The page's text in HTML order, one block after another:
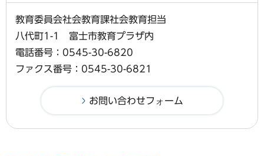
教育委員会社会教育課社会教育担当
八代町1-1 富士市教育プラザ内
電話番号：0545-30-6820
ファクス番号：0545-30-6821